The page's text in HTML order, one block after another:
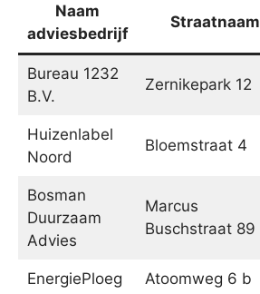
Naam
adviesbedrijf
Straatnaam
Bureau 1232
B.V.
Zernikepark 12
Huizenlabel
Noord
Bloemstraat 4
Bosman
Duurzaam
Advies
Marcus
Buschstraat 89
EnergiePloeg Atoomweg 6 b